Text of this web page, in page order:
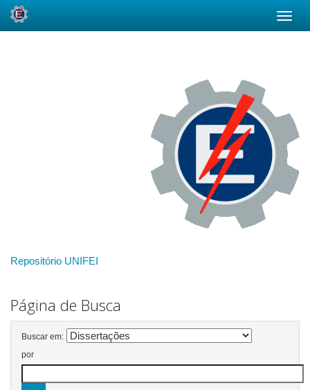
Repositório UNIFEI
Página de Busca
Buscar em:
por